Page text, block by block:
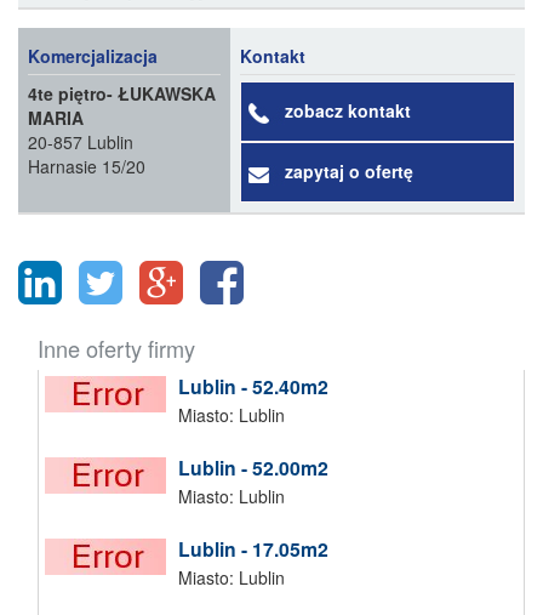
Komercjalizacja
4te piętro- ŁUKAWSKA
MARIA
20-857 Lublin
Harnasie 15/20
Kontakt
zobacz kontakt
zapytaj o ofertę
Inne oferty firmy
Lublin - 52.40m2
Miasto: Lublin
Lublin - 52.00m2
Miasto: Lublin
Lublin - 17.05m2
Miasto: Lublin